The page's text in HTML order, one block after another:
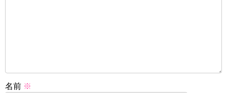
名前 ※